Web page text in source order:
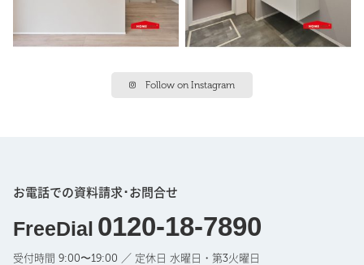
Follow on Instagram
お電話での資料請求･お問合せ
FreeDial 0120-18-7890
受付時間 9:00〜19:00 ／ 定休日 水曜日・第3火曜日